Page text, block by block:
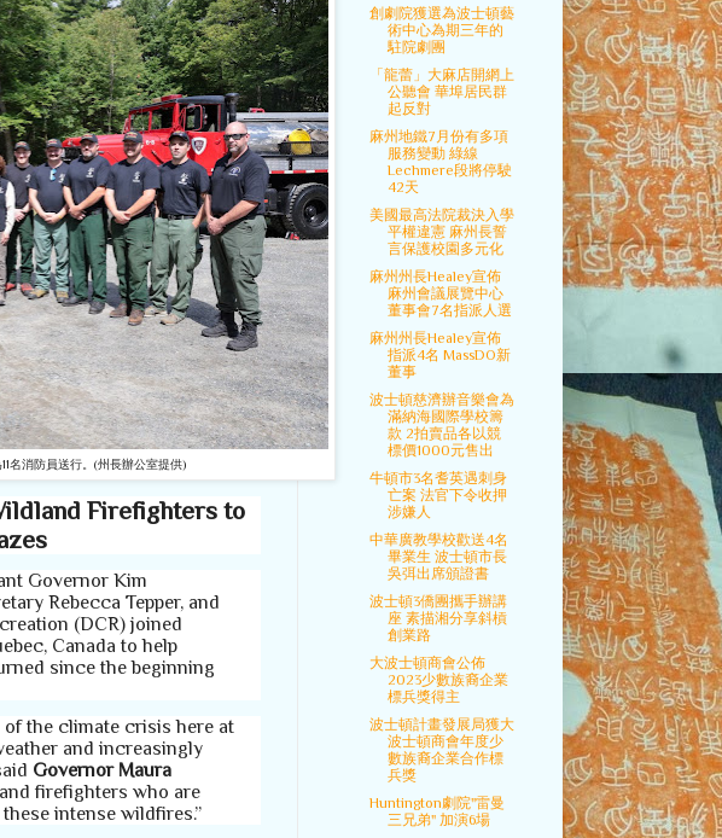
名消防員送行。 (州長辦公室提供)
Firefighters to
Governor Kim
Rebecca Tepper, and
(DCR) joined
Canada to help
since the beginning
of the climate crisis here at
and increasingly
Governor Maura
firefighters who are
intense wildfires.”
創劇院獲選為波士頓藝
術中心為期三年的
駐院劇團
「龍蕾」大麻店開網上
公聽會 華埠居民群
起反對
麻州地鐵7月份有多項
服務變動 綠線
Lechmere段將停駛
42天
美國最高法院裁決入學
平權違憲 麻州長誓
言保護校園多元化
麻州州長Healey宣佈
麻州會議展覽中心
董事會7名指派人選
麻州州長Healey宣佈
指派4名 MassDO新
董事
波士頓慈濟辦音樂會為
滿納海國際學校籌
款 2拍賣品各以競
標價1000元售出
牛頓市3名耆英遇刺身
亡案 法官下令收押
涉嫌人
中華廣教學校歡送4名
畢業生 波士頓市長
吳弭出席頒證書
波士頓3僑團攜手辦講
座 素描湘分享斜槓
創業路
大波士頓商會公佈
2023少數族裔企業
標兵獎得主
波士頓計畫發展局獲大
波士頓商會年度少
數族裔企業合作標
兵獎
Huntington劇院"雷曼
三兄弟" 加演6場